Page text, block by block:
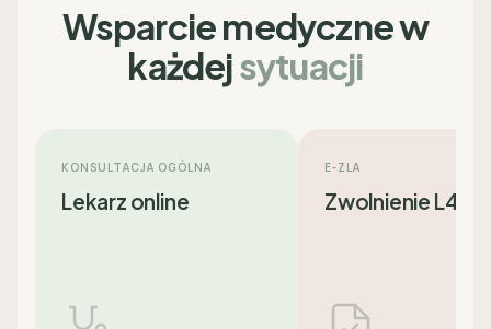
Wsparcie medyczne w
każdejsytuacji
KONSULTACJA OGÓLNA
Lekarz online
E-ZLA
Zwolnienie L4